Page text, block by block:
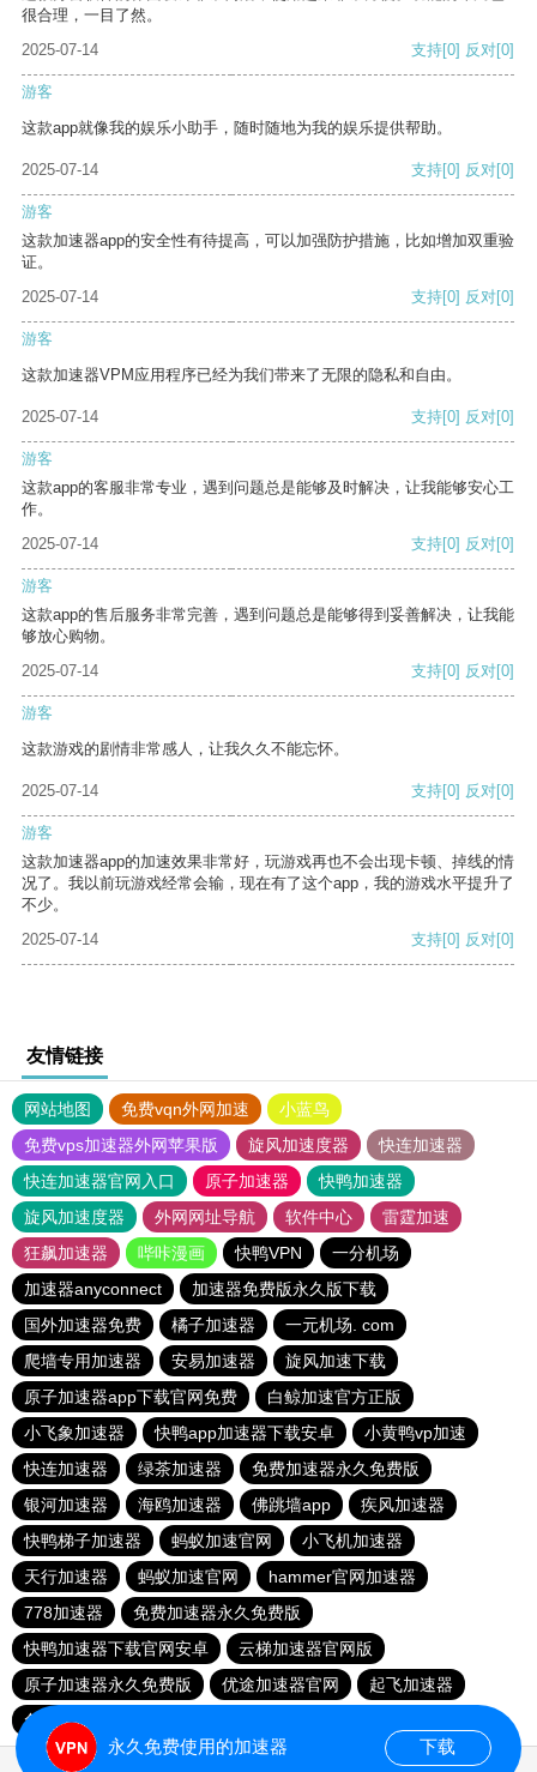
很合理，一目了然。
2025-07-14
支持[0] 反对[0]
游客
这款app就像我的娱乐小助手，随时随地为我的娱乐提供帮助。
2025-07-14 支持[0] 反对[0]
游客
这款加速器app的安全性有待提高，可以加强防护措施，比如增加双重验
证。
2025-07-14
支持[0] 反对[0]
游客
这款加速器VPM应用程序已经为我们带来了无限的隐私和自由。
2025-07-14 支持[0] 反对[0]
游客
这款app的客服非常专业，遇到问题总是能够及时解决，让我能够安心工
作。
2025-07-14
支持[0] 反对[0]
游客
这款app的售后服务非常完善，遇到问题总是能够得到妥善解决，让我能
够放心购物。
2025-07-14
支持[0] 反对[0]
游客
这款游戏的剧情非常感人，让我久久不能忘怀。
2025-07-14 支持[0] 反对[0]
游客
这款加速器app的加速效果非常好，玩游戏再也不会出现卡顿、掉线的情
况了。我以前玩游戏经常会输，现在有了这个app，我的游戏水平提升了
不少。
2025-07-14
支持[0] 反对[0]
友情链接
网站地图 免费vqn外网加速
小蓝鸟
免费vps加速器外网苹果版
旋风加速度器
快连加速器
快连加速器官网入口
原子加速器
快鸭加速器
旋风加速度器
外网网址导航 软件中心
雷霆加速
狂飙加速器
哔咔漫画 快鸭VPN
一分机场
加速器anyconnect
加速器免费版永久版下载
国外加速器免费
橘子加速器
一元机场. com
爬墙专用加速器
安易加速器
旋风加速下载
原子加速器app下载官网免费
白鲸加速官方正版
小飞象加速器
快鸭app加速器下载安卓
小黄鸭vp加速
快连加速器
绿茶加速器
免费加速器永久免费版
银河加速器
海鸥加速器 佛跳墙app
疾风加速器
快鸭梯子加速器
蚂蚁加速官网
小飞机加速器
天行加速器
蚂蚁加速官网
hammer官网加速器
778加速器
免费加速器永久免费版
快鸭加速器下载官网安卓
云梯加速器官网版
原子加速器永久免费版
优途加速器官网
起飞加速器
免费的加速器推荐
永久免费使用的加速器 下载